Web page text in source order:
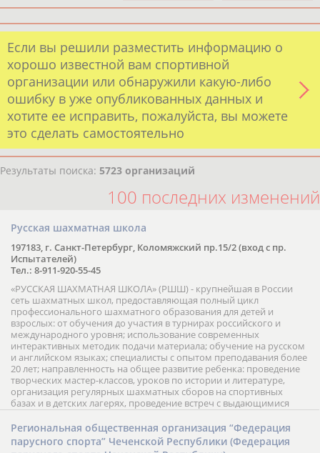
Если вы решили разместить информацию о
хорошо известной вам спортивной
организации или обнаружили какую-либо
ошибку в уже опубликованных данных и
хотите ее исправить, пожалуйста, вы можете
это сделать самостоятельно
Результаты поиска: 5723 организаций
100 последних изменений
Русская шахматная школа
197183, г. Санкт-Петербург, Коломяжский пр.15/2 (вход с пр.
Испытателей)
Тел.: 8-911-920-55-45
«РУССКАЯ ШАХМАТНАЯ ШКОЛА» (РШШ) - крупнейшая в России
сеть шахматных школ, предоставляющая полный цикл
профессионального шахматного образования для детей и
взрослых: от обучения до участия в турнирах российского и
международного уровня; использование современных
интерактивных методик подачи материала; обучение на русском
и английском языках; специалисты с опытом преподавания более
20 лет; направленность на общее развитие ребенка: проведение
творческих мастер-классов, уроков по истории и литературе,
организация регулярных шахматных сборов на спортивных
базах и в детских лагерях, проведение встреч с выдающимися
шахматистами; корпоративное обучение; онлайн обучение в
форме вебинаров и индивидуальных занятий, круглые столы
российских и международных тренеров, организация фестивалей;
онлайн трансляция мероприятий и турниров.
Региональная общественная организация “Федерация
парусного спорта” Чеченской Республики (Федерация